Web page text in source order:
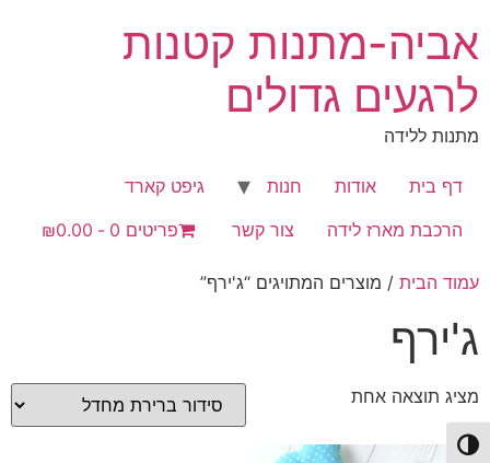
הפעל/כבה ניגודיות גבוהה
לתוכן
אביה-מתנות קטנות
לרגעים גדולים
מתנות ללידה
דף בית אודות חנות
גיפט קארד
הרכבת מארז לידה
צור קשר פריטים 0 ₪0.00
עמוד הבית / מוצרים המתויגים “ג'ירף”
ג'ירף
מציג תוצאה אחת